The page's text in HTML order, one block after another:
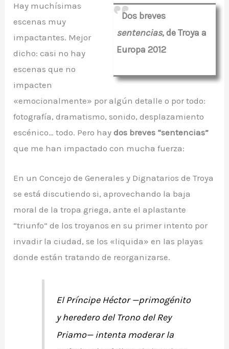
Dos breves
sentencias, de Troya a
Europa 2012
Hay muchísimas
escenas muy
impactantes. Mejor
dicho: casi no hay
escenas que no
impacten
«emocionalmente» por algún detalle o por todo:
fotografía, dramatismo, sonido, desplazamiento
escénico… todo. Pero haydos breves “sentencias”
que me han impactado con mucha fuerza:
En un Concejo de Generales y Dignatarios de Troya
se está discutiendo si, aprovechando la baja
moral de la tropa griega, ante el aplastante
“triunfo” de los troyanos en su primer intento por
invadir la ciudad, se los «liquida» en las playas
donde están tratando de reorganizarse.
El Príncipe Héctor —primogénito
y heredero del Trono del Rey
Priamo— intenta moderar la